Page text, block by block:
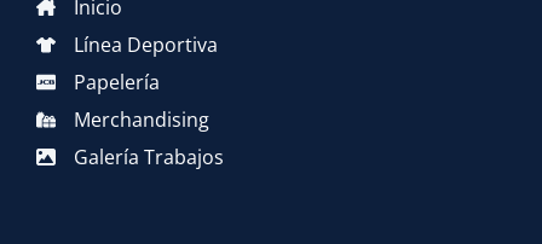
Inicio
Línea Deportiva
Papelería
Merchandising
Galería Trabajos